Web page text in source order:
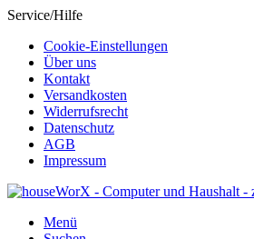
Service/Hilfe
Cookie-Einstellungen
Über uns
Kontakt
Versandkosten
Widerrufsrecht
Datenschutz
AGB
Impressum
Menü